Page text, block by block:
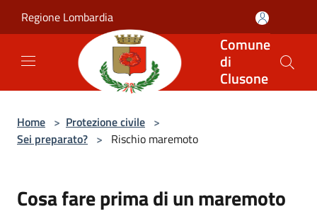
Regione Lombardia
Comune
di
Clusone
Home > Protezione civile >
Sei preparato? > Rischio maremoto
Cosa fare prima di un maremoto